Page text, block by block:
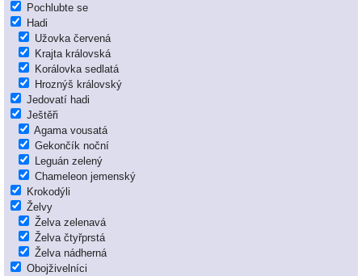
Pochlubte se
Hadi
Užovka červená
Krajta královská
Korálovka sedlatá
Hroznýš královský
Jedovatí hadi
Ještěři
Agama vousatá
Gekončík noční
Leguán zelený
Chameleon jemenský
Krokodýli
Želvy
Želva zelenavá
Želva čtyřprstá
Želva nádherná
Obojživelníci